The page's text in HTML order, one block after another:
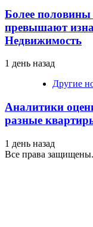
Более
превышают
Недвижимость
1 день назад
Другие
Аналитики
разные
1 день назад
Все права защищены.